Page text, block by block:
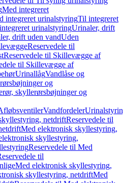
Med integreret
integreret urinalstyringTil integreret
urinalstyringUrinaler, drift
drift uden vandUden
Reservedele til
Reservedele til Skillevægge af
til Skillevægge af
UrinallågVandlåse og
og
skyllerørsbøjninger og
Vandfordeler
netdriftReservedele til
Med elektronisk skyllestyring,
skyllestyring,
Reservedele til Med
til
Med elektronisk skyllestyring,
skyllestyring, netdriftMed